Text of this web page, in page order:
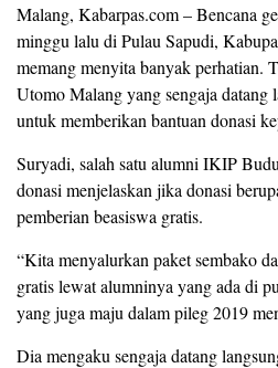
Malang, Kabarpas.com – Bencana
minggu lalu di Pulau Sapudi,
memang menyita banyak perhatian.
Utomo Malang yang sengaja datang
untuk memberikan bantuan donasi
Suryadi, salah satu alumni IKIP
donasi menjelaskan jika donasi
pemberian beasiswa gratis.
“Kita menyalurkan paket sembako
gratis lewat alumninya yang ada di
yang juga maju dalam pileg 2019
Dia mengaku sengaja datang